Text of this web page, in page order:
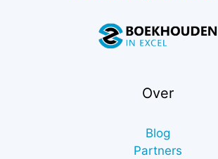
Over
Blog
Partners